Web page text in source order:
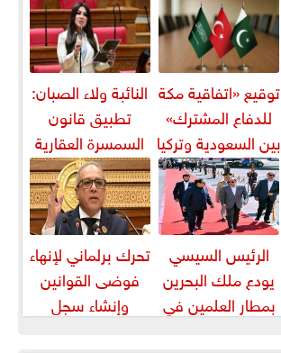
توقيع «اتفاقية مكة
للدفاع المشترك»
بين السعودية وتركيا
وباكستان
النائبة ولاء الصبان:
تطبيق قانون
السمسرة العقارية
ضرورة لضبط
السوق وحماية
حقوق...
الرئيس السيسي
يودع ملك البحرين
بمطار العلمين في
تحرك برلماني لإنهاء
فوضى القوانين
وإنشاء سجل